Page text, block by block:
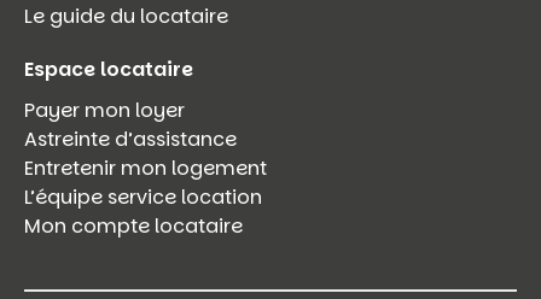
Le guide du locataire
Espace locataire
Payer mon loyer
Astreinte d’assistance
Entretenir mon logement
L’équipe service location
Mon compte locataire